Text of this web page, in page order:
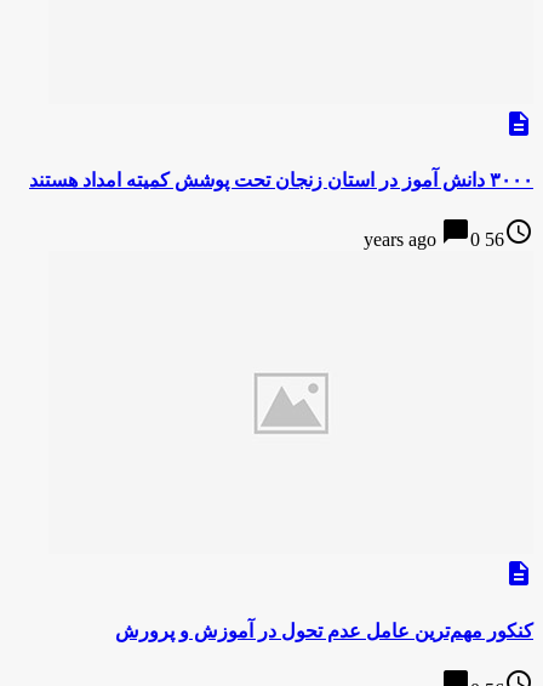
description
۳۰۰۰ دانش آموز در استان زنجان تحت پوشش کمیته امداد هستند
access_time
56 years ago
chat_bubble0
description
کنکور مهم‌ترین عامل عدم تحول در آموزش و پرورش